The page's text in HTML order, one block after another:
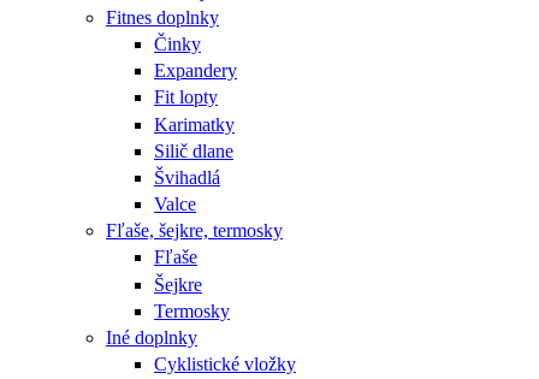
Fitnes doplnky
Činky
Expandery
Fit lopty
Karimatky
Silič dlane
Švihadlá
Valce
Fľaše, šejkre, termosky
Fľaše
Šejkre
Termosky
Iné doplnky
Cyklistické vložky